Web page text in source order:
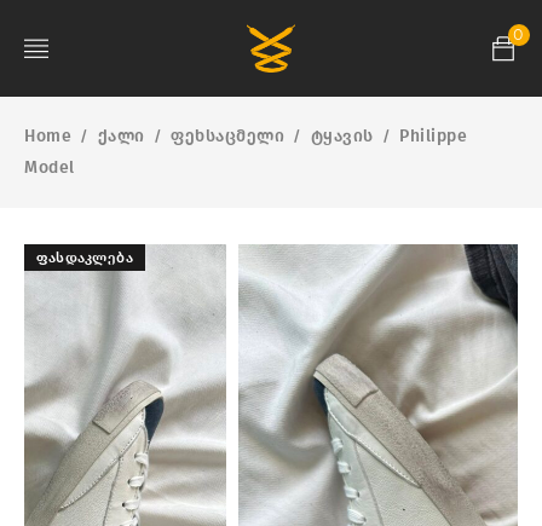
0
Home / ქალი / ფეხსაცმელი / ტყავის / Philippe
Model
ᲤᲐᲡᲓᲐᲙᲚᲔᲑᲐ